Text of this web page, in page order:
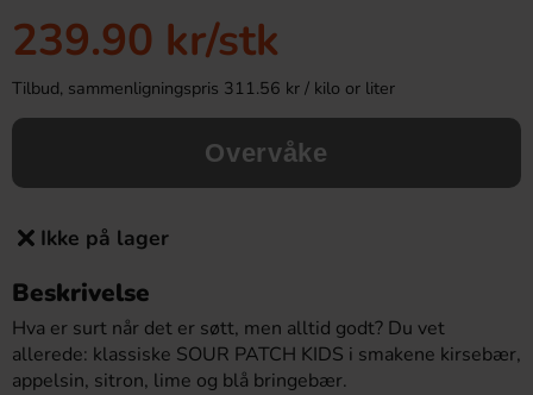
Köp
239.90 kr/stk
Tilbud, sammenligningspris 311.56 kr / kilo or liter
Overvåke
Ikke på lager
Beskrivelse
Hva er surt når det er søtt, men alltid godt? Du vet
allerede: klassiske SOUR PATCH KIDS i smakene kirsebær,
appelsin, sitron, lime og blå bringebær.